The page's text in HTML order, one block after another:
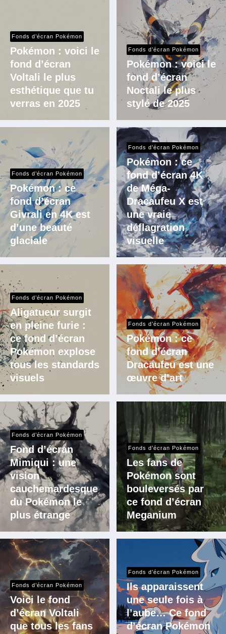
Fonds d’écran Pokémon
Pokémon : voici le
fond d’écran
Voltali le plus
esthétique que tu
verras en 2025
Fonds d’écran Pokémon
Pokémon : voici le
fond d’écran
Noctali le plus
stylé de 2025
Fonds d’écran Pokémon
Pokémon : ce
fond d’écran
Givrali en 4K est
d’une beauté
glaciale
Fonds d’écran Pokémon
Pokémon : ce
fond d’écran 4K
de Méga-
Dracaufeu X est
une vraie
déflagration
visuelle
Fonds d’écran Pokémon
Aligatueur surgit
en pleine furie :
ce fond d’écran
Pokémon explose
tous les standards
visuels
Fonds d’écran Pokémon
Pokémon : ce
fond d’écran
Dracaufeu est une
œuvre d’art
Fonds d’écran Pokémon
Fond d’écran
Mimiqui : une
vision
cauchemardesque
du Pokémon le
plus étrange
Fonds d’écran Pokémon
Les fans de
Pokémon sont
bouleversés par
ce fond d’écran
Meganium
Fonds d’écran Pokémon
Voici le fond
d’écran Voltali
que tous les fans
Fonds d’écran Pokémon
Ils apparaissent
une seule fois à
l’aube… Ce fond
d’écran Pokémon